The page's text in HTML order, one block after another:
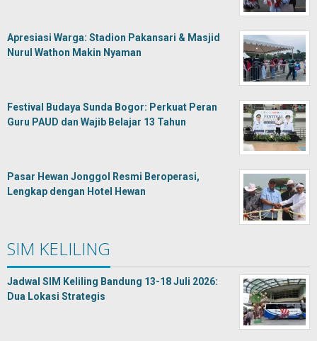
Apresiasi Warga: Stadion Pakansari & Masjid
Nurul Wathon Makin Nyaman
Festival Budaya Sunda Bogor: Perkuat Peran
Guru PAUD dan Wajib Belajar 13 Tahun
Pasar Hewan Jonggol Resmi Beroperasi,
Lengkap dengan Hotel Hewan
SIM KELILING
Jadwal SIM Keliling Bandung 13-18 Juli 2026:
Dua Lokasi Strategis